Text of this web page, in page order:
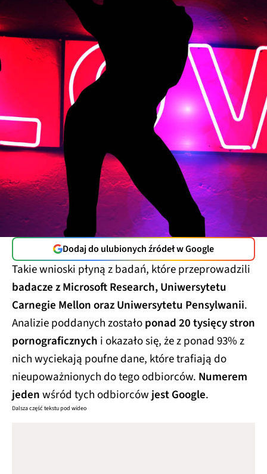
Dodaj do ulubionych źródeł w Google
Takie wnioski płyną z badań, które przeprowadzili
badacze z Microsoft Research, Uniwersytetu
Carnegie Mellon oraz Uniwersytetu Pensylwanii.
Analizie poddanych zostałoponad 20 tysięcy stron
pornograficznych i okazało się, że z ponad 93% z
nich wyciekają poufne dane, które trafiają do
nieupoważnionych do tego odbiorców. Numerem
jedenwśród tych odbiorców jest Google.
Dalsza część tekstu pod wideo